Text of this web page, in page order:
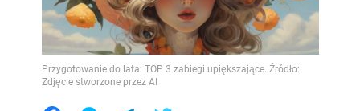
Przygotowanie do lata: TOP 3 zabiegi upiększające. Źródło:
Zdjęcie stworzone przez AI